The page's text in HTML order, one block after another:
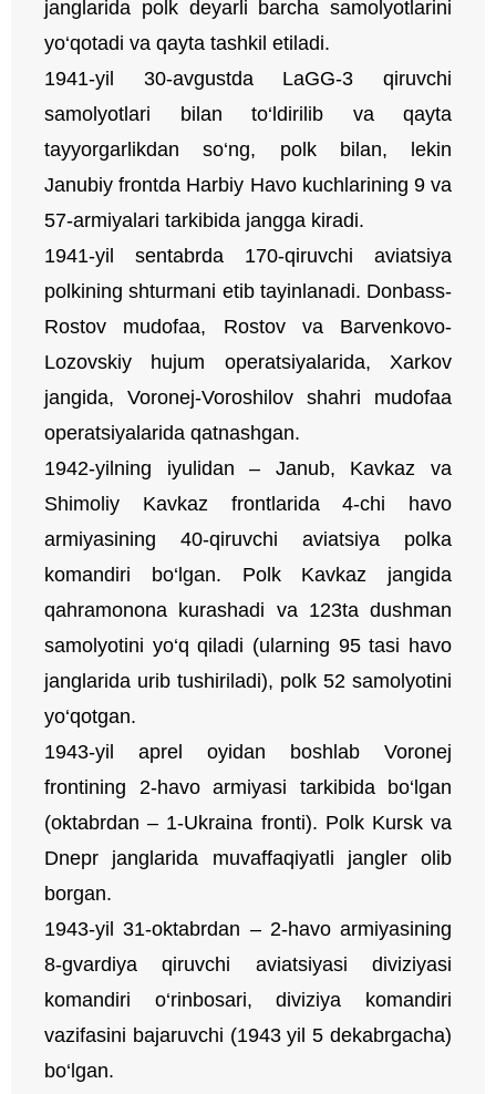
janglarida polk deyarli barcha samolyotlarini
yo‘qotadi va qayta tashkil etiladi.
1941-yil 30-avgustda LaGG-3 qiruvchi
samolyotlari bilan to‘ldirilib va qayta
tayyorgarlikdan so‘ng, polk bilan, lekin
Janubiy frontda Harbiy Havo kuchlarining 9 va
57-armiyalari tarkibida jangga kiradi.
1941-yil sentabrda 170-qiruvchi aviatsiya
polkining shturmani etib tayinlanadi. Donbass-
Rostov mudofaa, Rostov va Barvenkovo-
Lozovskiy hujum operatsiyalarida, Xarkov
jangida, Voronej-Voroshilov shahri mudofaa
operatsiyalarida qatnashgan.
1942-yilning iyulidan – Janub, Kavkaz va
Shimoliy Kavkaz frontlarida 4-chi havo
armiyasining 40-qiruvchi aviatsiya polka
komandiri bo‘lgan. Polk Kavkaz jangida
qahramonona kurashadi va 123ta dushman
samolyotini yo‘q qiladi (ularning 95 tasi havo
janglarida urib tushiriladi), polk 52 samolyotini
yo‘qotgan.
1943-yil aprel oyidan boshlab Voronej
frontining 2-havo armiyasi tarkibida bo‘lgan
(oktabrdan – 1-Ukraina fronti). Polk Kursk va
Dnepr janglarida muvaffaqiyatli jangler olib
borgan.
1943-yil 31-oktabrdan – 2-havo armiyasining
8-gvardiya qiruvchi aviatsiyasi diviziyasi
komandiri o‘rinbosari, diviziya komandiri
vazifasini bajaruvchi (1943 yil 5 dekabrgacha)
bo‘lgan.